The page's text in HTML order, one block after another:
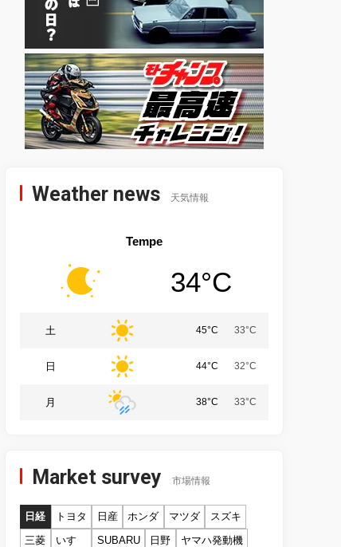
Weather news 天気情報
Tempe
34°C
土 45°C 33°C
日 44°C 32°C
月 38°C 33°C
Market survey 市場情報
日経 トヨタ 日産 ホンダ マツダ
スズキ
三菱
いすゞ SUBARU 日野 ヤマハ発動機